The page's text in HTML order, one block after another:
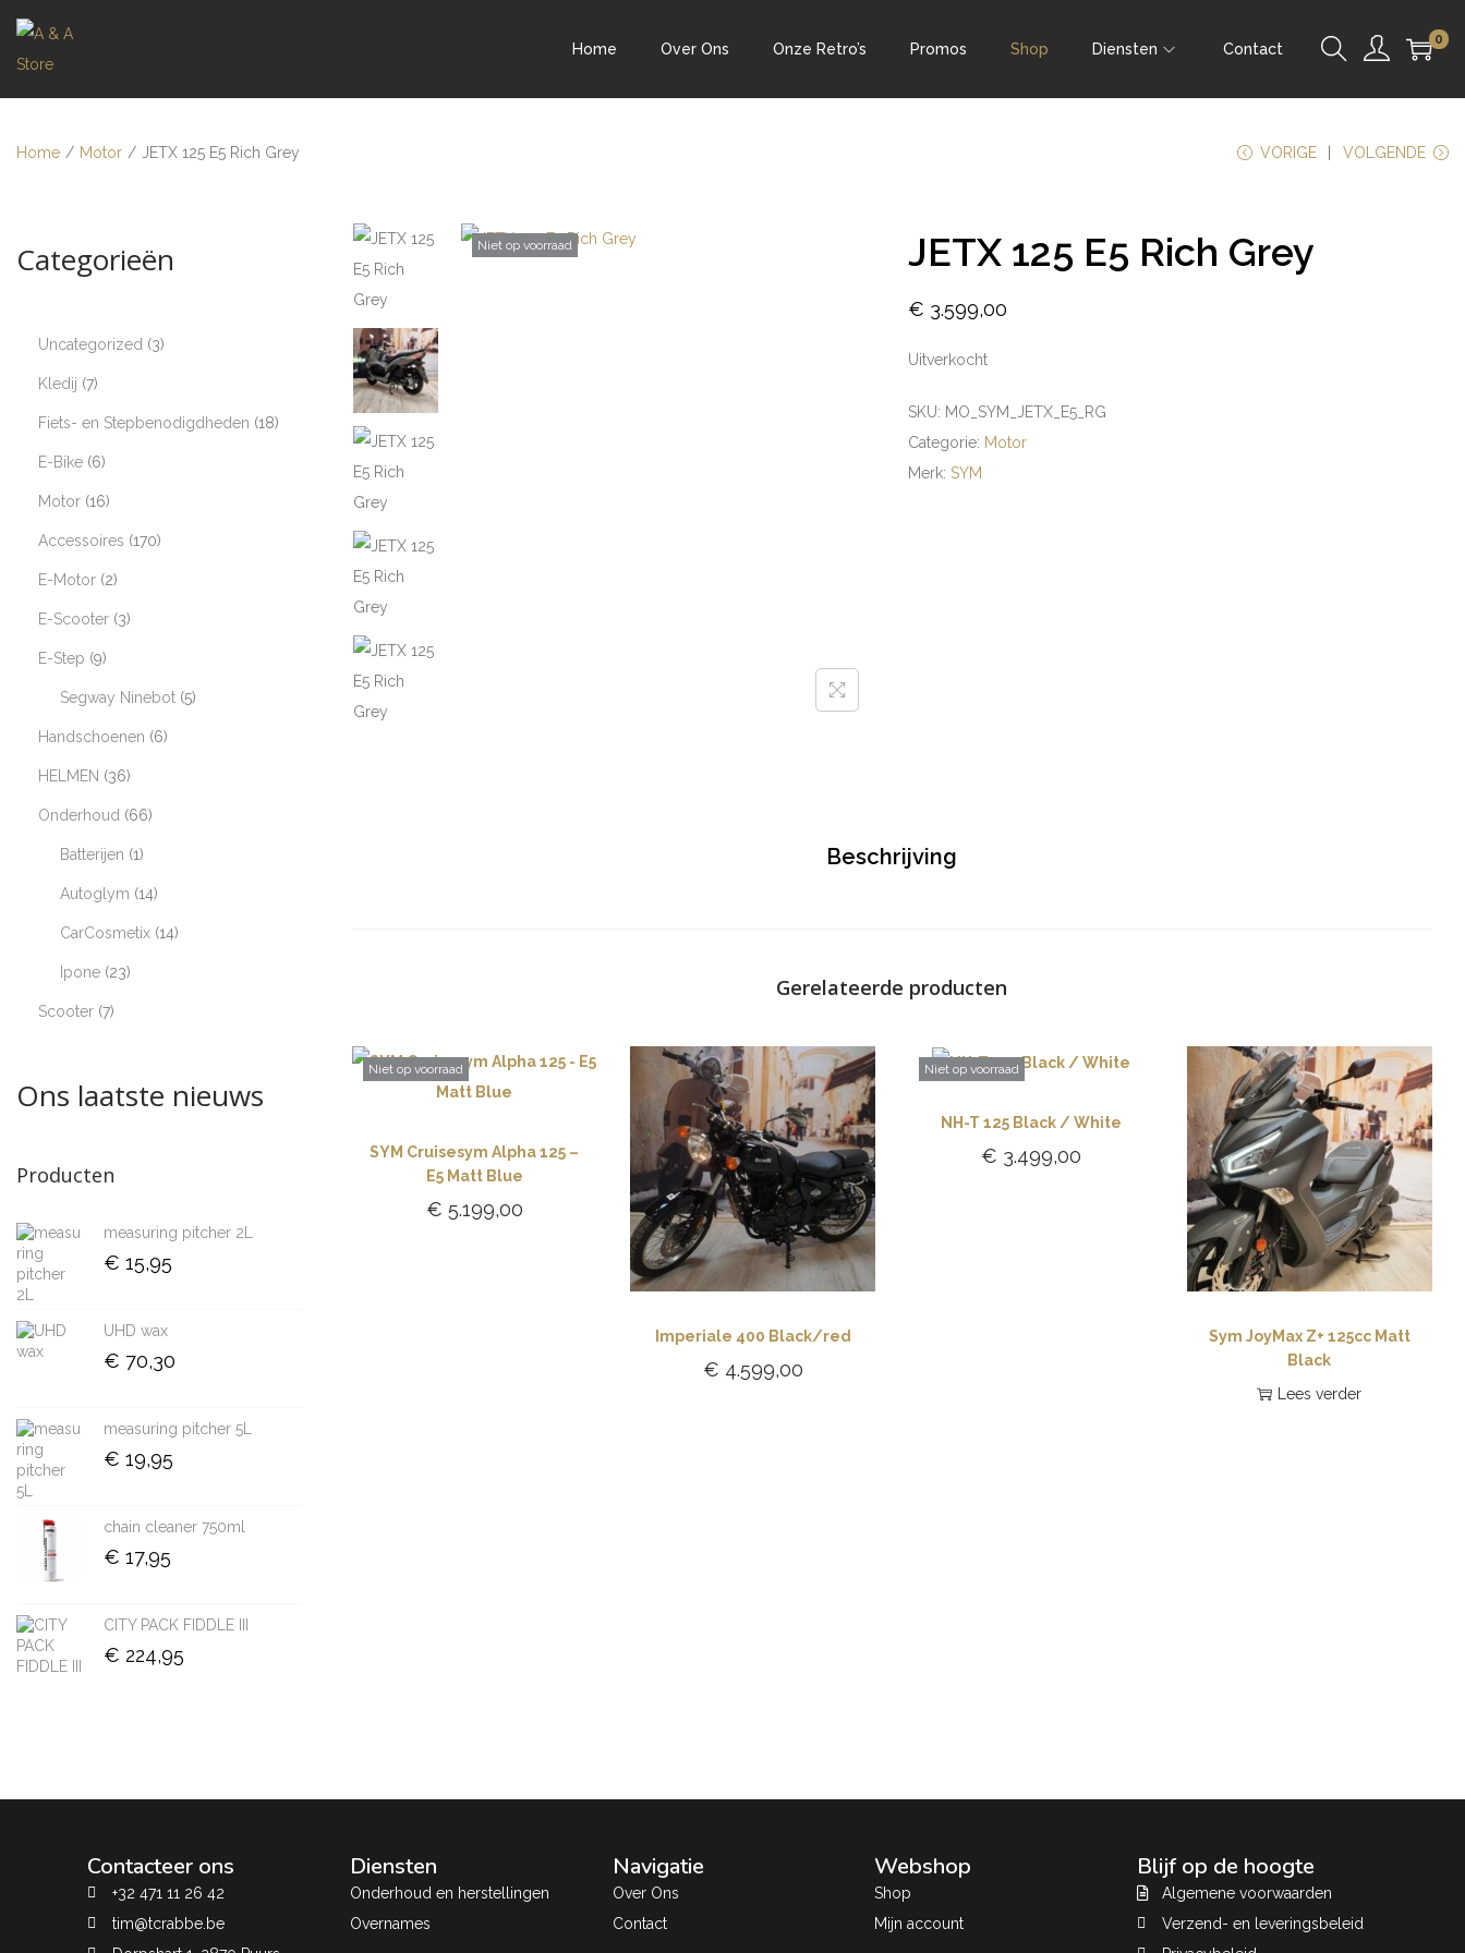
Home Over Ons Onze Retro’s Promos Shop Diensten Contact
0
Home / Motor / JETX 125 E5 Rich Grey VORIGE VOLGENDE
Niet op voorraad JETX 125 E5 Rich Grey
€ 3.599,00
Uitverkocht
SKU: MO_SYM_JETX_E5_RG
Categorie: Motor
Merk:SYM
Beschrijving
Gerelateerde producten
Niet op voorraad
SYM Cruisesym Alpha 125 –
E5 Matt Blue
€ 5.199,00
Imperiale 400 Black/red
€ 4.599,00
Niet op voorraad
NH-T 125 Black / White
€ 3.499,00
Sym JoyMax Z+ 125cc Matt
Black
Lees verder
Categorieën
Uncategorized 3
Kledij 7
Fiets- en Stepbenodigdheden 18
E-Bike 6
Motor 16
Accessoires 170
E-Motor 2
E-Scooter 3
E-Step 9
Segway Ninebot 5
Handschoenen 6
HELMEN 36
Onderhoud 66
Batterijen 1
Autoglym 14
CarCosmetix 14
Ipone 23
Scooter 7
Ons laatste nieuws
Producten
measuring pitcher 2L
€ 15,95
UHD wax
€ 70,30
measuring pitcher 5L
€ 19,95
chain cleaner 750ml
€ 17,95
CITY PACK FIDDLE III
€ 224,95
Contacteer ons
+32 471 11 26 42
tim@tcrabbe.be
Diensten
Onderhoud en herstellingen
Overnames
Navigatie
Over Ons
Contact
Webshop
Shop
Mijn account
Blijf op de hoogte
Algemene voorwaarden
Verzend- en leveringsbeleid